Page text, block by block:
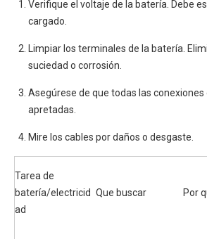
Verifique el voltaje de la batería. Debe
cargado.
Limpiar los terminales de la batería.
suciedad o corrosión.
Asegúrese de que todas las
apretadas.
Mire los cables por daños o desgaste.
Tarea de
batería/electricid
ad
Que buscar Por